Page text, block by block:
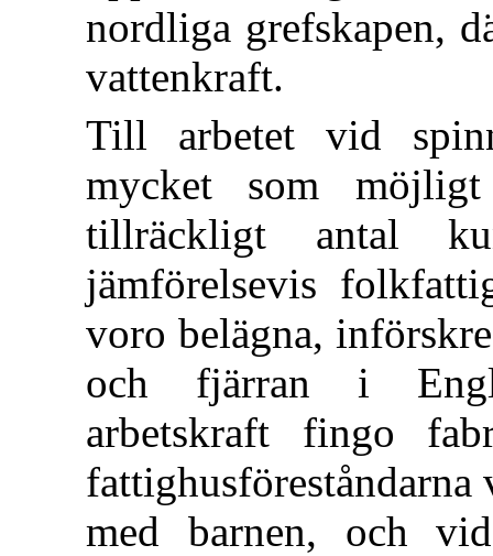
nordliga grefskapen,
vattenkraft.
Till arbetet vid
mycket som
tillräckligt antal
jämförelsevis
voro belägna,
och fjärran i
arbetskraft fingo
med barnen, och